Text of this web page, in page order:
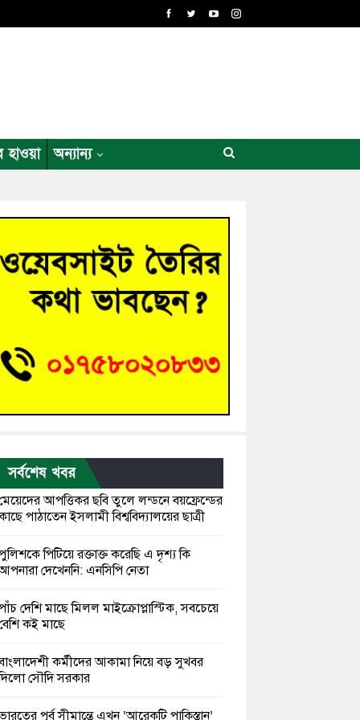
হাওয়া অন্যান্য
সর্বশেষ খবর
আপত্তিকর ছবি তুলে লন্ডনে বয়ফ্রেন্ডের
পাঠাতেন ইসলামী বিশ্ববিদ্যালয়ের ছাত্রী
পিটিয়ে রক্তাক্ত করেছি এ দৃশ্য কি
দেখেননি: এনসিপি নেতা
দেশি মাছে মিলল মাইক্রোপ্লাস্টিক, সবচেয়ে
কই মাছে
কর্মীদের আকামা নিয়ে বড় সুখবর
সৌদি সরকার
পূর্ব সীমান্তে এখন ‘আরেকটি পাকিস্তান’